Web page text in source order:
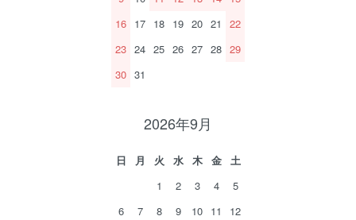
16 17 18 19 20 21
22
23 24 25 26 27 28 29
30 31
2026年9月
日 月 火 水 木 金
土
1
2 3 4
5
6
7 8 9 10 11
12